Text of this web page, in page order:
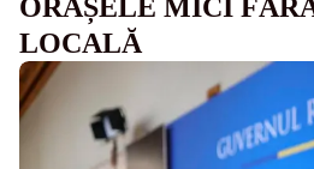
ORAȘELE MICI
LOCALĂ